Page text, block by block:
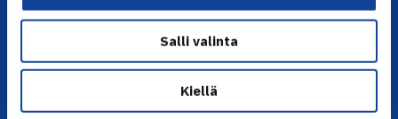
Salli valinta
Kiellä
Muina aikoina olkaa yhteydessä
sähköpostitse: toimisto@tennis.fi
KAIKKI YHTEYSTIEDOT →
ALOITA HARRASTUS →